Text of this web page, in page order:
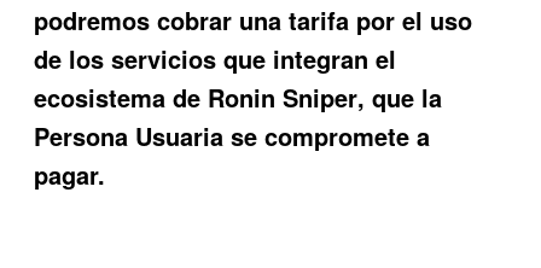
podremos cobrar una tarifa por el uso
de los servicios que integran el
ecosistema de Ronin Sniper, que la
Persona Usuaria se compromete a
pagar.